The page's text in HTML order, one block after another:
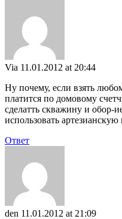
Via 11.01.2012 at 20:44
Ну почему, если взять
платится по домовому
сделатть скважину и обор-
использовать артезианскую
Ответ
den 11.01.2012 at 21:09